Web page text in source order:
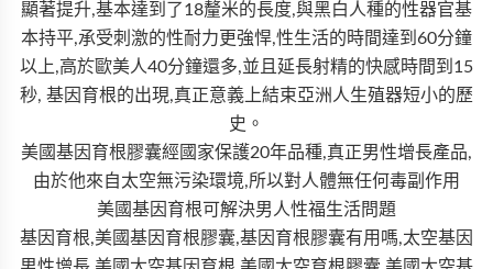
顯著提升,基本達到了18釐米的長度,與黑白人種的性器官基
本持平,承受刺激的性耐力更強悍,性生活的時間達到60分鐘
以上,高於歐美人40分鐘還多,並且延長射精的快感時間到15
秒, 基因育根的出現,真正意義上結束亞洲人生殖器短小的歷
史。
美國基因育根膠囊經國家保護20年品種,真正男性增長產品,
由於他來自太空無污染環境,所以對人體無任何毒副作用
美國基因育根可解決男人性福生活問題
基因育根,美國基因育根膠囊,基因育根膠囊有用嗎,太空基因